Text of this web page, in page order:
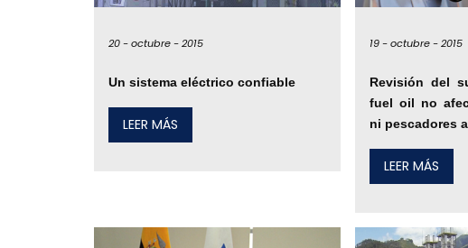
20 -octubre -2015
Un sistema eléctrico confiable
LEER MÁS
19 - octubre - 2015
Revisión del
fuel oil no
ni pescadores
LEER MÁS